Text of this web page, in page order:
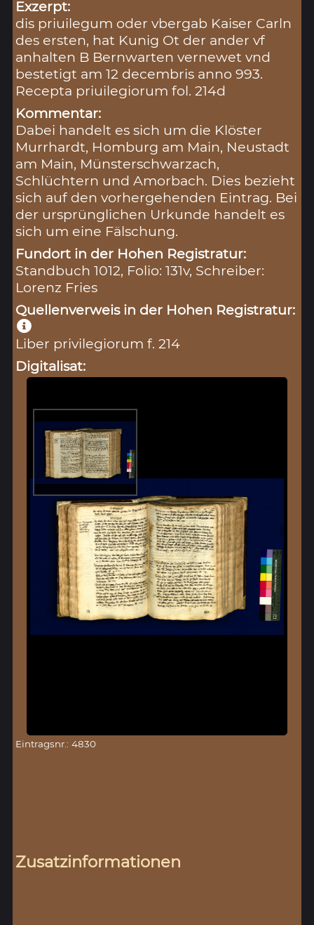
Exzerpt:
dis priuilegum oder vbergab Kaiser Carln
des ersten, hat Kunig Ot der ander vf
anhalten B Bernwarten vernewet vnd
bestetigt am 12 decembris anno 993.
Recepta priuilegiorum fol. 214d
Kommentar:
Dabei handelt es sich um die Klöster
Murrhardt, Homburg am Main, Neustadt
am Main, Münsterschwarzach,
Schlüchtern und Amorbach. Dies bezieht
sich auf den vorhergehenden Eintrag. Bei
der ursprünglichen Urkunde handelt es
sich um eine Fälschung.
Fundort in der Hohen Registratur:
Standbuch 1012, Folio: 131v, Schreiber:
Lorenz Fries
Quellenverweis in der Hohen Registratur:
Liber privilegiorum f. 214
Digitalisat:
Eintragsnr.: 4830
Zusatzinformationen